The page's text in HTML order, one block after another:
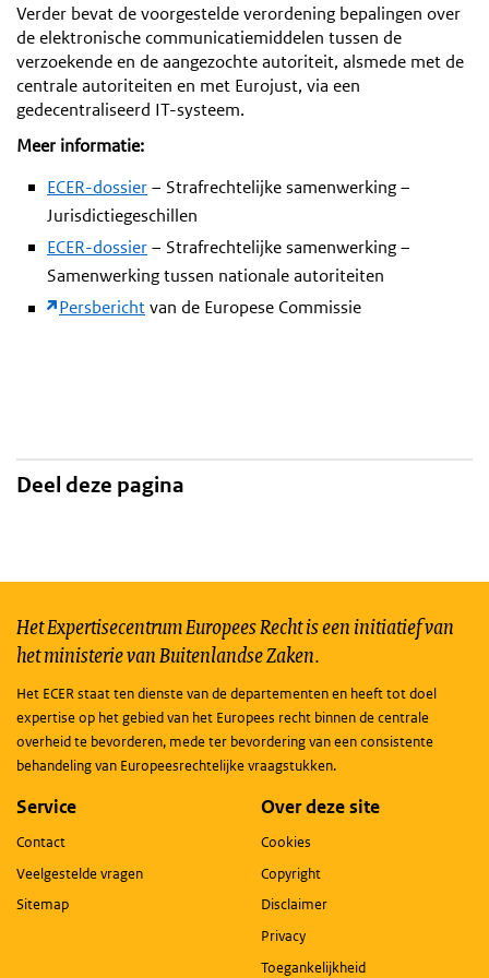
Verder bevat de voorgestelde verordening bepalingen over
de elektronische communicatiemiddelen tussen de
verzoekende en de aangezochte autoriteit, alsmede met de
centrale autoriteiten en met Eurojust, via een
gedecentraliseerd IT-systeem.
Meer informatie:
ECER-dossier– Strafrechtelijke samenwerking –
Jurisdictiegeschillen
ECER-dossier– Strafrechtelijke samenwerking –
Samenwerking tussen nationale autoriteiten
Persberichtvan de Europese Commissie
Deel deze pagina
Het Expertisecentrum Europees Recht is een initiatief van
het ministerie van Buitenlandse Zaken.
Het ECER staat ten dienste van de departementen en heeft tot doel
expertise op het gebied van het Europees recht binnen de centrale
overheid te bevorderen, mede ter bevordering van een consistente
behandeling van Europeesrechtelijke vraagstukken.
Service
Contact
Veelgestelde vragen
Sitemap
Over deze site
Cookies
Copyright
Disclaimer
Privacy
Toegankelijkheid